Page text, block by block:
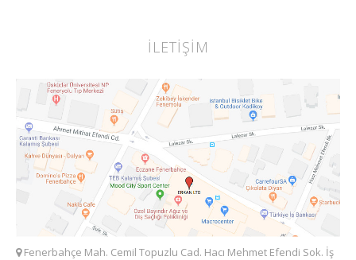
İLETİŞİM
Fenerbahçe Mah. Cemil Topuzlu Cad. Hacı Mehmet Efendi Sok. İş